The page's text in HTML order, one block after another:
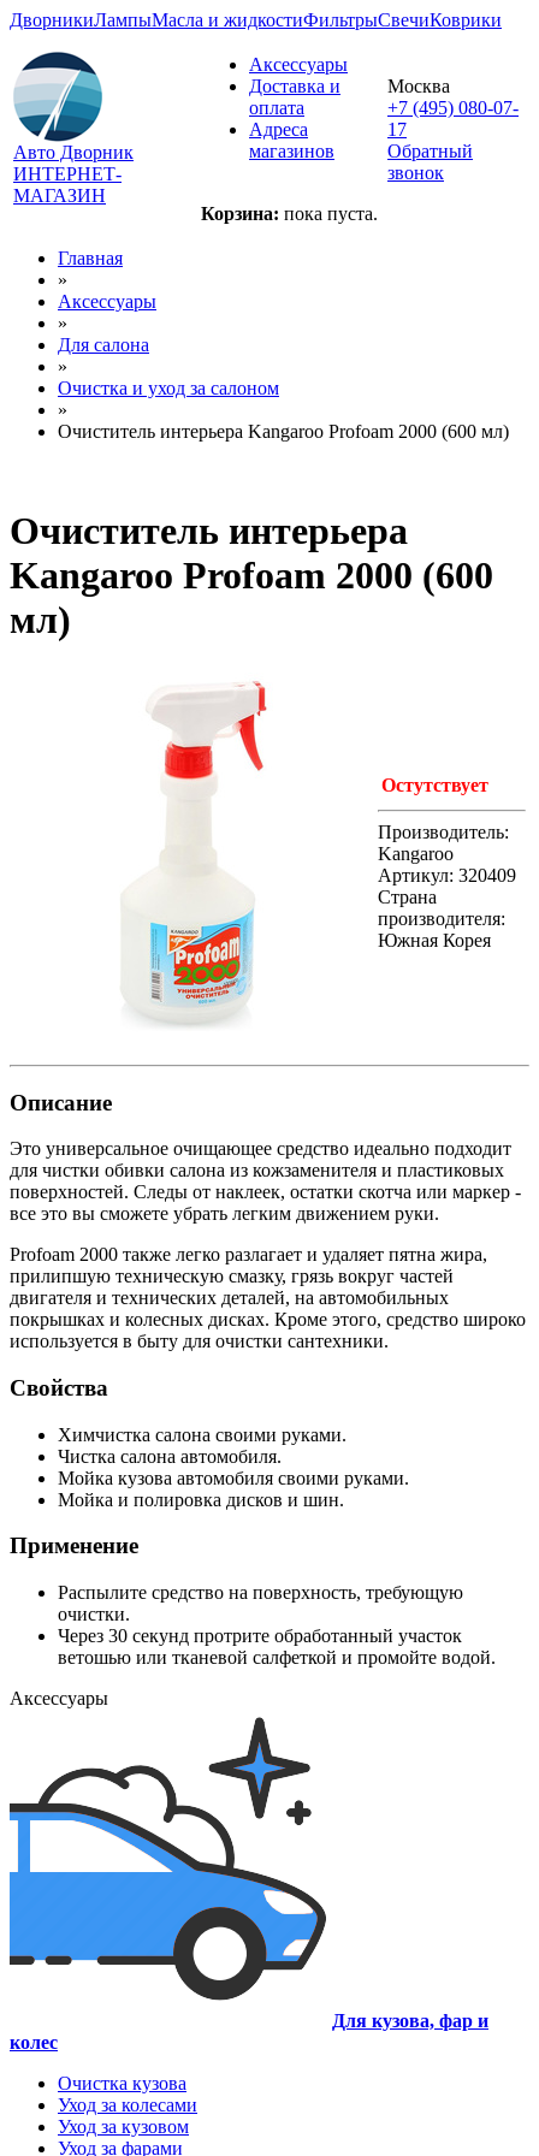
ДворникиЛампыМасла и жидкостиФильтрыСвечиКоврики
Авто Дворник
ИНТЕРНЕТ-
МАГАЗИН
Аксессуары
Доставка и
оплата
Адреса
магазинов
Корзина: пока пуста.
Москва
+7 (495) 080-07-
17
Обратный
звонок
Главная
»
Аксессуары
»
Для салона
»
Очистка и уход за салоном
»
Очиститель интерьера Kangaroo Profoam 2000 (600 мл)
Очиститель интерьера
Kangaroo Profoam 2000 (600
мл)
Остутствует
Производитель:
Kangaroo
Артикул: 320409
Страна
производителя:
Южная Корея
Описание
Это универсальное очищающее средство идеально подходит
для чистки обивки салона из кожзаменителя и пластиковых
поверхностей. Следы от наклеек, остатки скотча или маркер -
все это вы сможете убрать легким движением руки.
Profoam 2000 также легко разлагает и удаляет пятна жира,
прилипшую техническую смазку, грязь вокруг частей
двигателя и технических деталей, на автомобильных
покрышках и колесных дисках. Кроме этого, средство широко
используется в быту для очистки сантехники.
Свойства
Химчистка салона своими руками.
Чистка салона автомобиля.
Мойка кузова автомобиля своими руками.
Мойка и полировка дисков и шин.
Применение
Распылите средство на поверхность, требующую
очистки.
Через 30 секунд протрите обработанный участок
ветошью или тканевой салфеткой и промойте водой.
Аксессуары
Для кузова, фар и
колес
Очистка кузова
Уход за колесами
Уход за кузовом
Уход за фарами